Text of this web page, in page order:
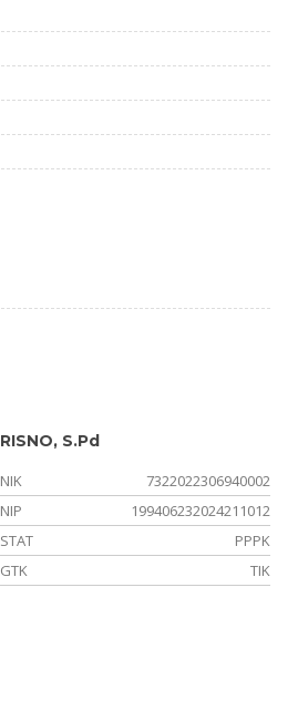
RISNO, S.Pd
NIK
7322022306940002
NIP
199406232024211012
STAT
PPPK
GTK
TIK